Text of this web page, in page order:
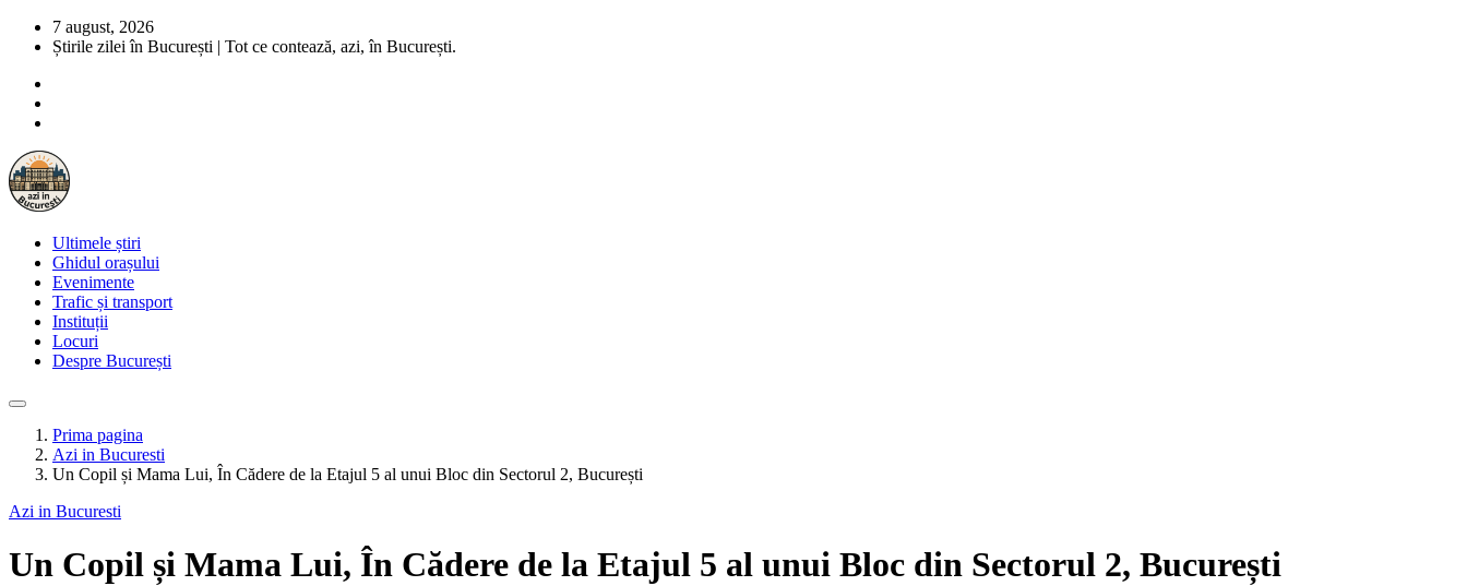
7 august, 2026
Știrile zilei în București | Tot ce contează, azi, în București.
Ultimele știri
Ghidul orașului
Evenimente
Trafic și transport
Instituții
Locuri
Despre București
Prima pagina
Azi in Bucuresti
Un Copil și Mama Lui, În Cădere de la Etajul 5 al unui Bloc din Sectorul 2, București
Azi in Bucuresti
Un Copil și Mama Lui, În Cădere de la Etajul 5 al unui Bloc din Sectorul 2, București